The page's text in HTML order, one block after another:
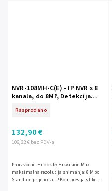
NVR-108MH-C(E) - IP NVR s 8
kanala, do 8MP, Detekcija
Hikvision
Rasprodano
106,32 € bez PDV-a
132,90 €
Proizvođač: Hilook by Hikvision Max.
maksimalna rezolucija snimanja: 8 Mpx
Standard prijenosa: IP Kompresija slike: